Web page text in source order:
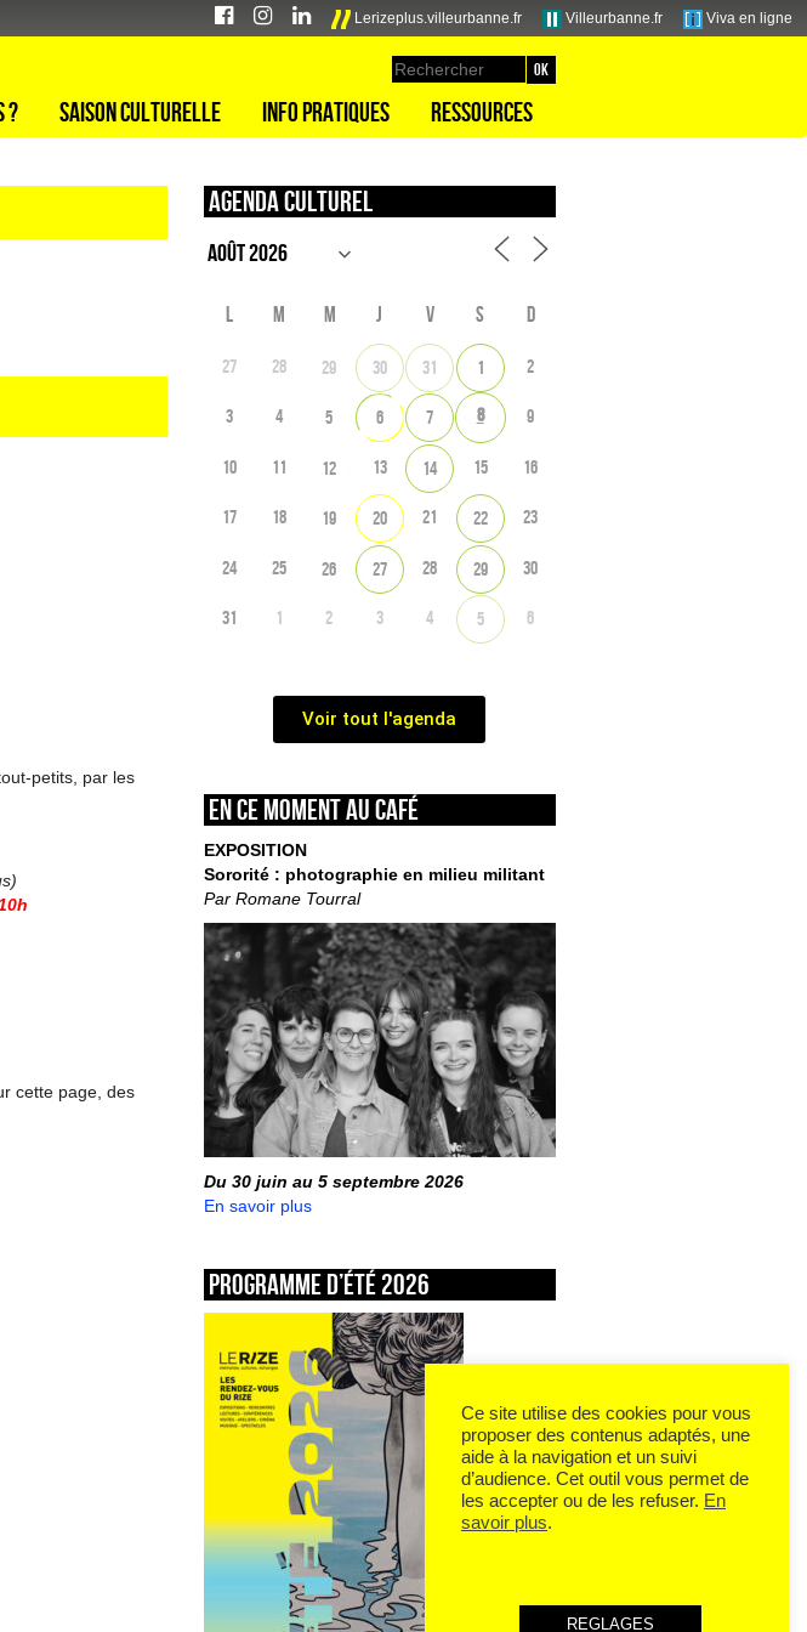
Lerizeplus.villeurbanne.fr Villeurbanne.fr Viva en ligne
? Saison culturelle Info pratiques Ressources
petits, par les
cette page, des
Agenda culturel
L M M J V S D
27 28 29 30 31 1 2
3 4 5 6 7 8 9
10 11 12 13 14 15 16
17 18 19 20 21 22 23
24 25 26 27 28 29 30
31 1 2 3 4 5 6
Voir tout l'agenda
En ce moment au café
EXPOSITION
Sororité : photographie en milieu militant
Par Romane Tourral
Du 30 juin au 5 septembre 2026
En savoir plus
Programme d’été 2026
Ce site utilise des cookies pour vous
proposer des contenus adaptés, une
aide à la navigation et un suivi
d’audience. Cet outil vous permet de
les accepter ou de les refuser. En
savoir plus.
REGLAGES